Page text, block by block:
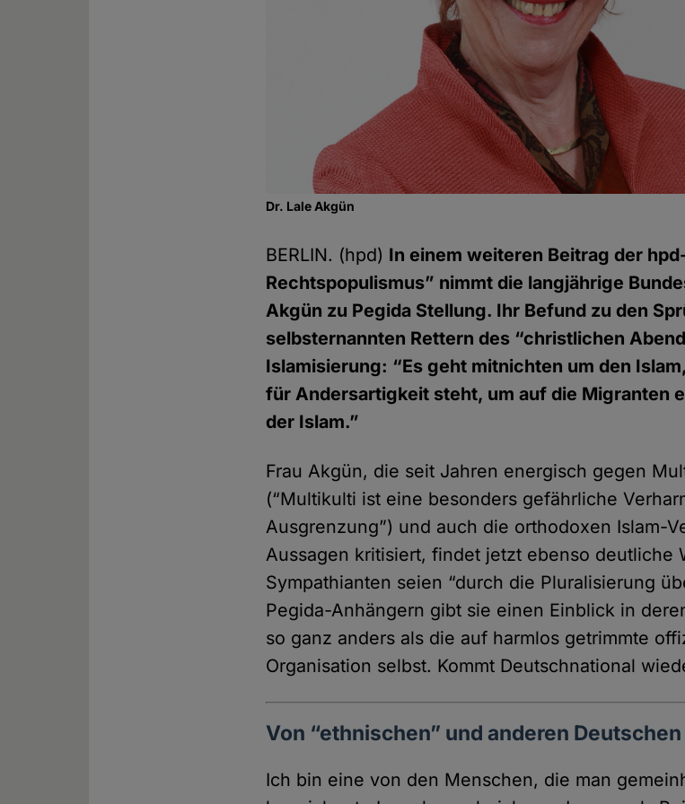
Dr. Lale Akgün
BERLIN. (hpd) In einem weiteren Beitrag der
Rechtspopulismus” nimmt die langjährige
Akgün zu Pegida Stellung. Ihr Befund zu den
selbsternannten Rettern des “christlichen
Islamisierung: “Es geht mitnichten um den
für Andersartigkeit steht, um auf die Migranten
der Islam.”
Frau Akgün, die seit Jahren energisch gegen
(“Multikulti ist eine besonders gefährliche
Ausgrenzung”) und auch die orthodoxen Islam-
Aussagen kritisiert, findet jetzt ebenso deutliche
Sympathianten seien “durch die Pluralisierung
Pegida-Anhängern gibt sie einen Einblick in
so ganz anders als die auf harmlos getrimmte
Organisation selbst. Kommt Deutschnational
Von “ethnischen” und anderen Deutschen
Ich bin eine von den Menschen, die man